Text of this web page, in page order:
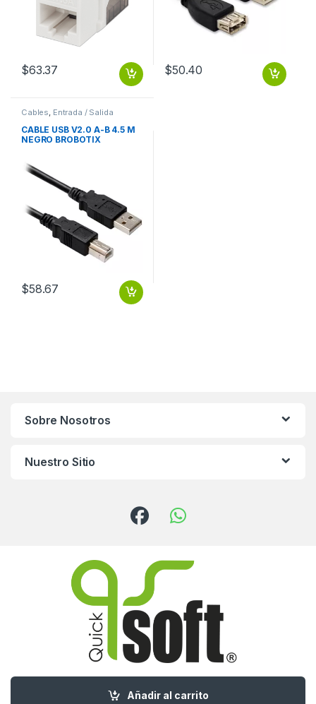
Añadir al carrito
$63.37 $50.40
Cables Entrada / Salida
CABLE USB V2.0 A-B 4.5 M
NEGRO BROBOTIX
$58.67
Sobre Nosotros
Nuestro Sitio
¡Llámanos!